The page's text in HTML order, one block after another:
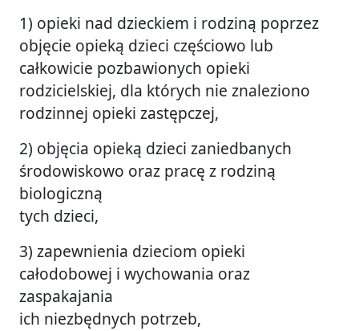
1) opieki nad dzieckiem i rodziną poprzez
objęcie opieką dzieci częściowo lub
całkowicie pozbawionych opieki
rodzicielskiej, dla których nie znaleziono
rodzinnej opieki zastępczej,
2) objęcia opieką dzieci zaniedbanych
środowiskowo oraz pracę z rodziną
biologiczną
tych dzieci,
3) zapewnienia dzieciom opieki
całodobowej i wychowania oraz
zaspakajania
ich niezbędnych potrzeb,